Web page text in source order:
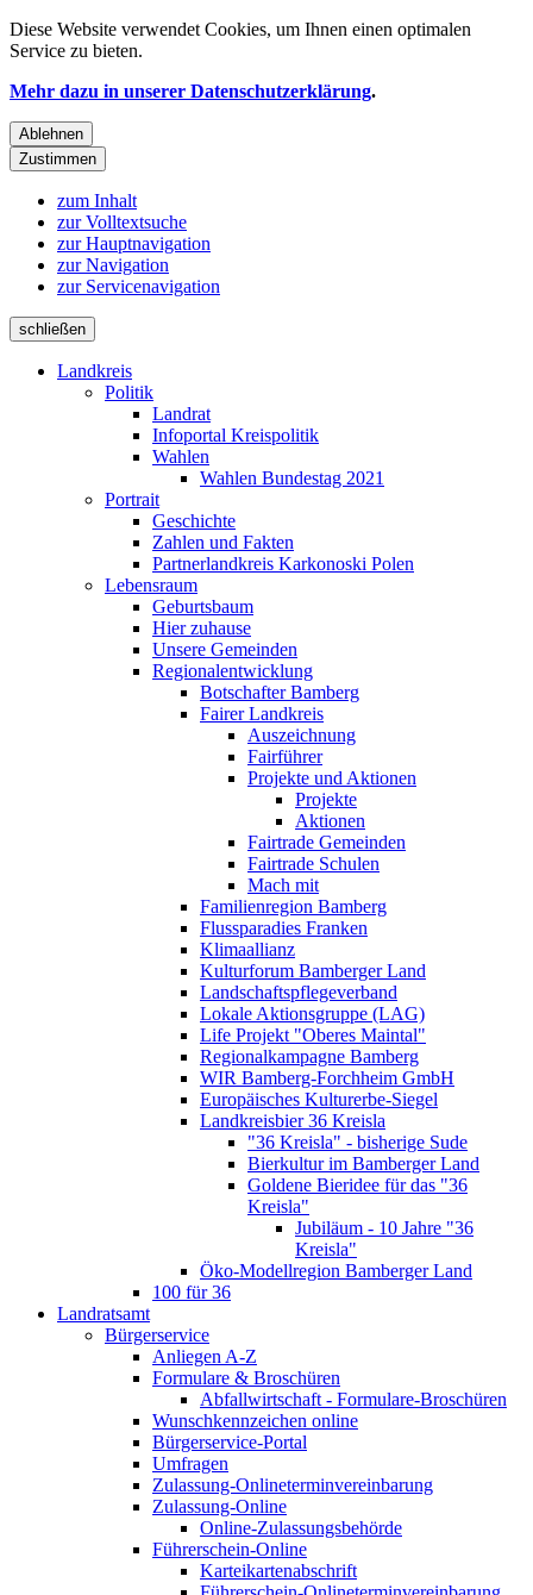
Diese Website verwendet Cookies, um Ihnen einen optimalen
Service zu bieten.
Mehr dazu in unserer Datenschutzerklärung.
Ablehnen
Zustimmen
zum Inhalt
zur Volltextsuche
zur Hauptnavigation
zur Navigation
zur Servicenavigation
schließen
Landkreis
Politik
Landrat
Infoportal Kreispolitik
Wahlen
Wahlen Bundestag 2021
Portrait
Geschichte
Zahlen und Fakten
Partnerlandkreis Karkonoski Polen
Lebensraum
Geburtsbaum
Hier zuhause
Unsere Gemeinden
Regionalentwicklung
Botschafter Bamberg
Fairer Landkreis
Auszeichnung
Fairführer
Projekte und Aktionen
Projekte
Aktionen
Fairtrade Gemeinden
Fairtrade Schulen
Mach mit
Familienregion Bamberg
Flussparadies Franken
Klimaallianz
Kulturforum Bamberger Land
Landschaftspflegeverband
Lokale Aktionsgruppe (LAG)
Life Projekt "Oberes Maintal"
Regionalkampagne Bamberg
WIR Bamberg-Forchheim GmbH
Europäisches Kulturerbe-Siegel
Landkreisbier 36 Kreisla
"36 Kreisla" - bisherige Sude
Bierkultur im Bamberger Land
Goldene Bieridee für das "36
Kreisla"
Jubiläum - 10 Jahre "36
Kreisla"
Öko-Modellregion Bamberger Land
100 für 36
Landratsamt
Bürgerservice
Anliegen A-Z
Formulare & Broschüren
Abfallwirtschaft - Formulare-Broschüren
Wunschkennzeichen online
Bürgerservice-Portal
Umfragen
Zulassung-Onlineterminvereinbarung
Zulassung-Online
Online-Zulassungsbehörde
Führerschein-Online
Karteikartenabschrift